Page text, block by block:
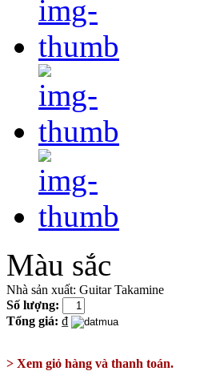
Màu sắc
Nhà sản xuất: Guitar Takamine
Số lượng:
Tổng giá: ₫
> Xem giỏ hàng và thanh toán.